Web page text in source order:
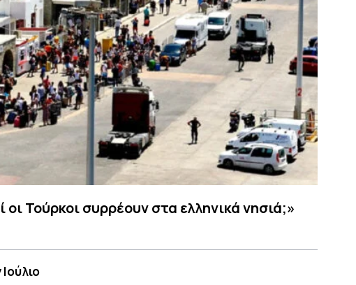
οι Τούρκοι συρρέουν στα ελληνικά νησιά;»